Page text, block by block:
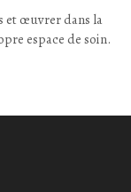
et œuvrer dans la
espace de soin.